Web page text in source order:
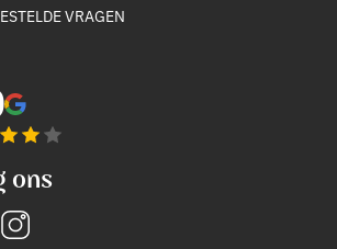
VRAGEN
ons